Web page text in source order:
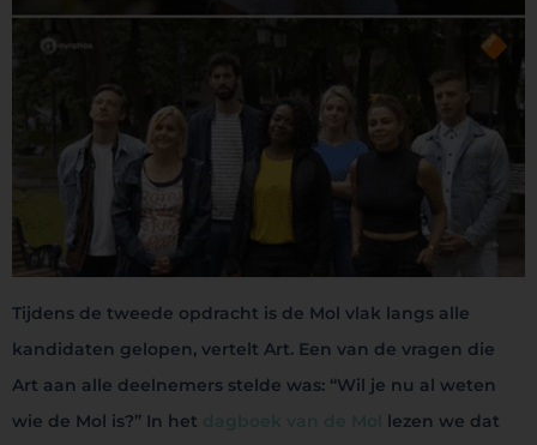
Tijdens de tweede opdracht is de Mol vlak langs alle
kandidaten gelopen, vertelt Art. Een van de vragen die
Art aan alle deelnemers stelde was: “Wil je nu al weten
wie de Mol is?” In het
lezen we dat